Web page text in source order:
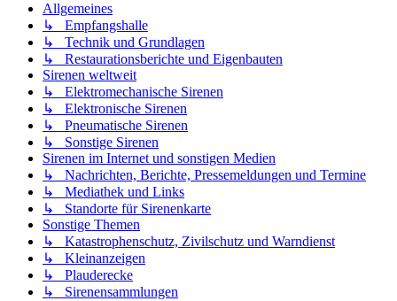
Allgemeines
↳ Empfangshalle
↳ Technik und Grundlagen
↳ Restaurationsberichte und Eigenbauten
Sirenen weltweit
↳ Elektromechanische Sirenen
↳ Elektronische Sirenen
↳ Pneumatische Sirenen
↳ Sonstige Sirenen
Sirenen im Internet und sonstigen Medien
↳ Nachrichten, Berichte, Pressemeldungen und Termine
↳ Mediathek und Links
↳ Standorte für Sirenenkarte
Sonstige Themen
↳ Katastrophenschutz, Zivilschutz und Warndienst
↳ Kleinanzeigen
↳ Plauderecke
↳ Sirenensammlungen